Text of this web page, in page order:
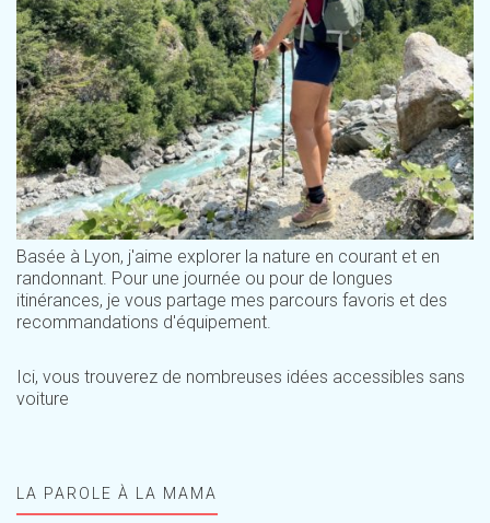
Basée à Lyon, j'aime explorer la nature en courant et en
randonnant. Pour une journée ou pour de longues
itinérances, je vous partage mes parcours favoris et des
recommandations d'équipement.
Ici, vous trouverez de nombreuses idées accessibles sans
voiture
LA PAROLE À LA MAMA